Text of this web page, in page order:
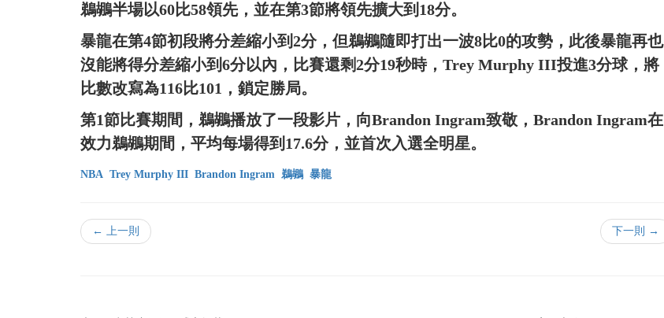
鵜鶘半場以60比58領先，並在第3節將領先擴大到18分。
暴龍在第4節初段將分差縮小到2分，但鵜鶘隨即打出一波8比0的攻勢，此後暴龍再也
沒能將得分差縮小到6分以內，比賽還剩2分19秒時，Trey Murphy III投進3分球，將
比數改寫為116比101，鎖定勝局。
第1節比賽期間，鵜鶘播放了一段影片，向Brandon Ingram致敬，Brandon Ingram在
效力鵜鶘期間，平均每場得到17.6分，並首次入選全明星。
NBA Trey Murphy III Brandon Ingram 鵜鶘 暴龍
← 上一則 下一則 →